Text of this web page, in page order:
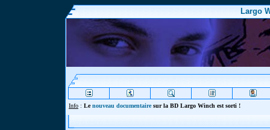
Largo
Info : Lenouveau documentairesur la BD Largo Winch est sorti !